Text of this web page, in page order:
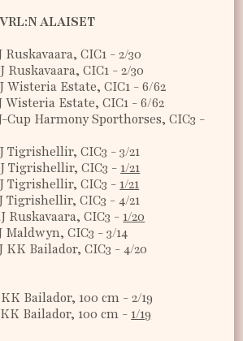
ALAISET
Ruskavaara, CIC1 - 2/30
Ruskavaara, CIC1 - 2/30
Wisteria Estate, CIC1 - 6/62
Wisteria Estate, CIC1 - 6/62
Cup Harmony Sporthorses, CIC3 -
Tigrishellir, CIC3 - 3/21
Tigrishellir, CIC3 - 1/21
Tigrishellir, CIC3 - 1/21
Tigrishellir, CIC3 - 4/21
Ruskavaara, CIC3 - 1/20
Maldwyn, CIC3 - 3/14
KK Bailador, CIC3 - 4/20
KK Bailador, 100 cm - 2/19
KK Bailador, 100 cm - 1/19